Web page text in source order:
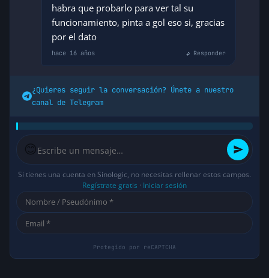
habra que probarlo para ver tal su
funcionamiento, pinta a gol eso si, gracias
por el dato
hace 16 años ↩ Responder
¿Quieres seguir la conversación? Únete a nuestro
canal de Telegram
😊
Si tienes una cuenta en Sinologic, no necesitas rellenar estos campos.
Regístrate gratis · Iniciar sesión